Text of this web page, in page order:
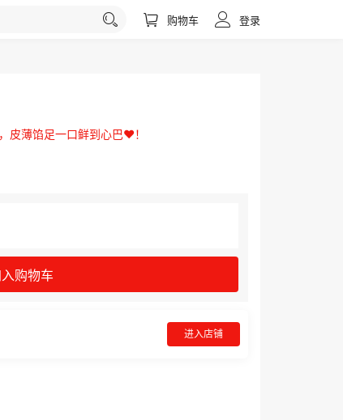
购物车 登录
皮薄馅足一口鲜到心巴❤️！
购物车
进入店铺